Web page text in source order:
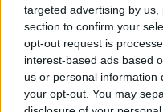
targeted advertising by
section to confirm your
opt-out request is
interest-based ads based
us or personal information
your opt-out. You may